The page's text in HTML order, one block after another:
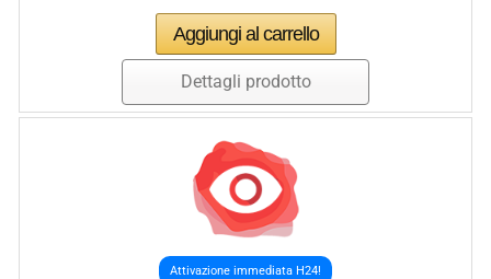
Dettagli prodotto
Attivazione immediata H24!